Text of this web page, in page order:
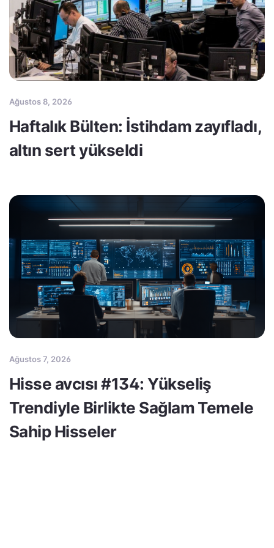
Ağustos 8, 2026
Haftalık Bülten: İstihdam zayıfladı,
altın sert yükseldi
Ağustos 7, 2026
Hisse avcısı #134: Yükseliş
Trendiyle Birlikte Sağlam Temele
Sahip Hisseler